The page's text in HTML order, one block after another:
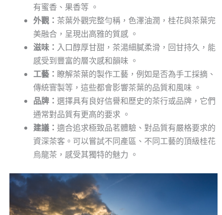
有蜜香、果香等 。
外觀： 茶葉外觀完整勻稱，色澤油潤，桂花與茶葉完
美融合，呈現出高雅的質感 。
滋味： 入口醇厚甘甜，茶湯細膩柔滑，回甘持久，能
感受到豐富的層次感和韻味 。
工藝： 瞭解茶葉的製作工藝，例如是否為手工採摘、
傳統窨製等，這些都會影響茶葉的品質和風味 。
品牌： 選擇具有良好信譽和歷史的茶行或品牌，它們
通常對品質有更高的要求 。
建議： 適合追求極致品茗體驗、對品質有嚴格要求的
資深茶客。可以嘗試不同產區、不同工藝的頂級桂花
烏龍茶，感受其獨特的魅力 。